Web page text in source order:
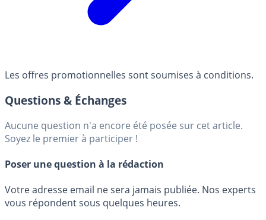
Les offres promotionnelles sont soumises à conditions.
Questions & Échanges
Aucune question n'a encore été posée sur cet article.
Soyez le premier à participer !
Poser une question à la rédaction
Votre adresse email ne sera jamais publiée. Nos experts
vous répondent sous quelques heures.